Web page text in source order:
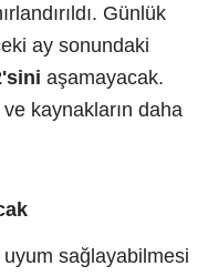
Günlük
ay sonundaki
aşamayacak.
ve kaynakların daha
sağlayabilmesi